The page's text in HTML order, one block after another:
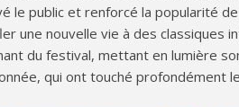
le public et renforcé la popularité
une nouvelle vie à des classiques
du festival, mettant en lumière
qui ont touché profondément